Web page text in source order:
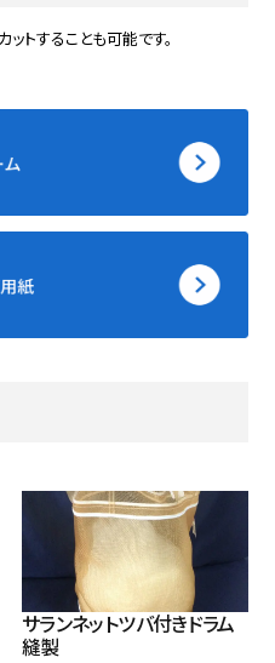
トすることも可能です。
サランネットツバ付きドラム
縫製